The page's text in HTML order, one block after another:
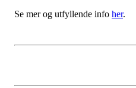
Se mer og utfyllende info her.